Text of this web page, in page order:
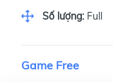
Số lượng: Full
Game Free